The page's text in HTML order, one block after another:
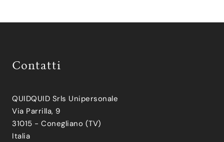
Contatti
QUIDQUID Srls Unipersonale
Via Parrilla, 9
31015 - Conegliano (TV)
Italia